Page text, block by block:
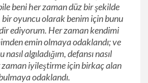
beni her zaman düz bir şekilde
bir oyuncu olarak benim için bunu
ediyorum. Her zaman kendimi
emin olmaya odaklandı; ve
algıladığım, defansı nasıl
iyileştirme için birkaç alan
odaklandı.